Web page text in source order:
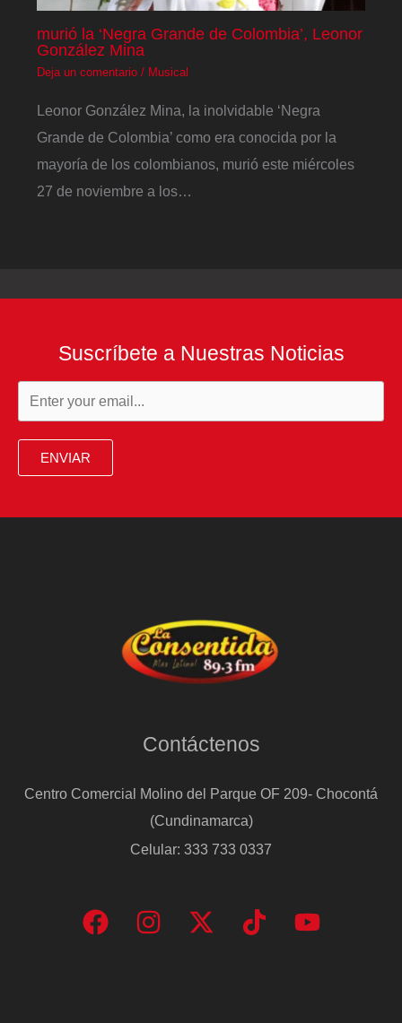
murió la ‘Negra Grande de Colombia’, Leonor
González Mina
Deja un comentario / Musical
Leonor González Mina, la inolvidable ‘Negra
Grande de Colombia’ como era conocida por la
mayoría de los colombianos, murió este miércoles
27 de noviembre a los…
Suscríbete a Nuestras Noticias
ENVIAR
Contáctenos
Centro Comercial Molino del Parque OF 209- Chocontá
(Cundinamarca)
Celular: 333 733 0337